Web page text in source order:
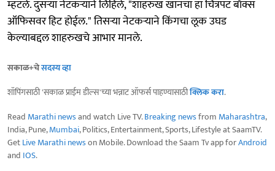
म्हटले. दुसऱ्या नेटकऱ्याने लिहिले, "शाहरुख खानचा हा चित्रपट बॉक्स
ऑफिसवर हिट होईल." तिसऱ्या नेटकऱ्याने किंगचा लूक उघड
केल्याबद्दल शाहरुखचे आभार मानले.
सकाळ+चेसदस्य व्हा
शॉपिंगसाठी 'सकाळ प्राईम डील्स'च्या भन्नाट ऑफर्स पाहण्यासाठीक्लिक करा.
Read Marathi newsand watch Live TV.Breaking newsfrom Maharashtra,
India, Pune,Mumbai, Politics, Entertainment, Sports, Lifestyle at SaamTV.
GetLive Marathi newson Mobile. Download the Saam Tv app forAndroid
and IOS.